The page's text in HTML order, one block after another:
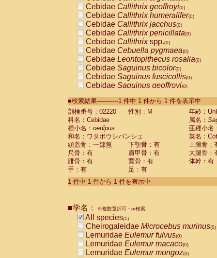
Cebidae Callithrix geoffroyi(0)
Cebidae Callithrix humeralifer(0)
Cebidae Callithrix jacchus(0)
Cebidae Callithrix penicillata(0)
Cebidae Callithrixspp.(0)
Cebidae Cebuella pygmaea(0)
Cebidae Leontopithecus rosalia(0)
Cebidae Saguinus bicolor(0)
Cebidae Saguinus fuscicollis(0)
Cebidae Saguinus geoffroyi(0)
CebidaeSaguinus labiatus(0)
Cebidae Saguinus leucopus (0)
Cebidae
Cebidae
CebidaeSaguinus nigricollis (0)
Cebidae Saguinus oedipus
Cebidae Saguinus weddelli
Cebidae Saguinusspp.
Cebidae Aotus trivirgatus
Cebidae Cebus albifrons
CebidaeCebus nigrivittatus
CebidaeCebus
CebidaeSaimiri boliviensis(0)
CebidaeSaimiri sciureus(0)
AtelidaeAlouatta caraya(0)
AtelidaeAlouatta fusca(0)
■検索結果-----------1 件中 1 件から 1 件を表示中
剖検番号：02220
性別：M
年齢：
科名：Cebidae
属名：
種小名： oedipus
亜種小名
和名：ワタボウシパンシェ
英名：
頭蓋骨：一部無
下顎骨：有
上腕骨：
尺骨：有
肩甲骨：有
大腿骨：
腓骨：有
寛骨：有
体幹：有
手：有
足：有
1 件中 1 件から 1 件を表示中
■学名： ※複数選択可・or検索
All species(1)
Cheirogaleidae Microcebus murinus(0)
Lemuridae Eulemur fulvus(0)
Lemuridae Eulemur macaco(0)
Lemuridae Eulemur mongoz(0)